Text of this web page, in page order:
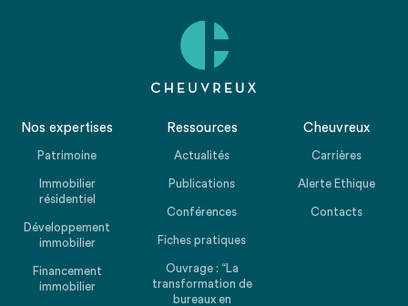
Nos expertises
Patrimoine
Immobilier
résidentiel
Développement
immobilier
Financement
immobilier
Ressources
Actualités
Publications
Conférences
Fiches pratiques
Ouvrage : “La
transformation de
bureaux en
Cheuvreux
Carrières
Alerte Ethique
Contacts